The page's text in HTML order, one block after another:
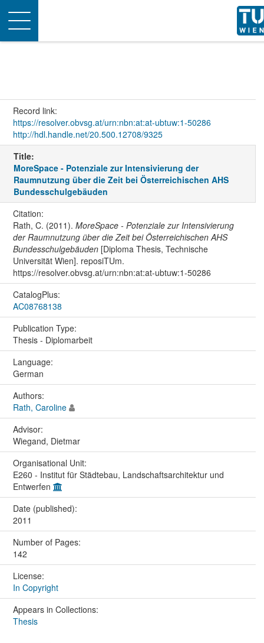
Toggle
navigation
Record link:
https://resolver.obvsg.at/urn:nbn:at:at-ubtuw:1-50286
http://hdl.handle.net/20.500.12708/9325
Title:
MoreSpace - Potenziale zur Intensivierung der
Raumnutzung über die Zeit bei Österreichischen AHS
Bundesschulgebäuden
Citation:
Rath, C. (2011). MoreSpace - Potenziale zur Intensivierung
der Raumnutzung über die Zeit bei Österreichischen AHS
Bundesschulgebäuden[Diploma Thesis, Technische
Universität Wien]. reposiTUm.
https://resolver.obvsg.at/urn:nbn:at:at-ubtuw:1-50286
CatalogPlus:
AC08768138
Publication Type:
Thesis - Diplomarbeit
Language:
German
Authors:
Rath, Caroline
Advisor:
Wiegand, Dietmar
Organisational Unit:
E260 - Institut für Städtebau, Landschaftsarchitektur und
Entwerfen
Date (published):
2011
Number of Pages:
142
License:
In Copyright
Appears in Collections:
Thesis